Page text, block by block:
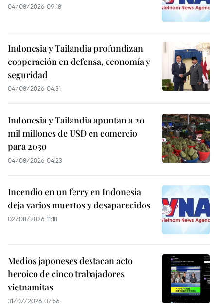
04/08/2026 09:18
Indonesia y Tailandia profundizan
cooperación en defensa, economía y
seguridad
04/08/2026 04:31
Indonesia y Tailandia apuntan a 20
mil millones de USD en comercio
para 2030
04/08/2026 04:23
Incendio en un ferry en Indonesia
deja varios muertos y desaparecidos
02/08/2026 11:18
Medios japoneses destacan acto
heroico de cinco trabajadores
vietnamitas
31/07/2026 07:56